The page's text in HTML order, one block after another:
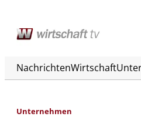
NachrichtenWirtschaft
Unternehmen